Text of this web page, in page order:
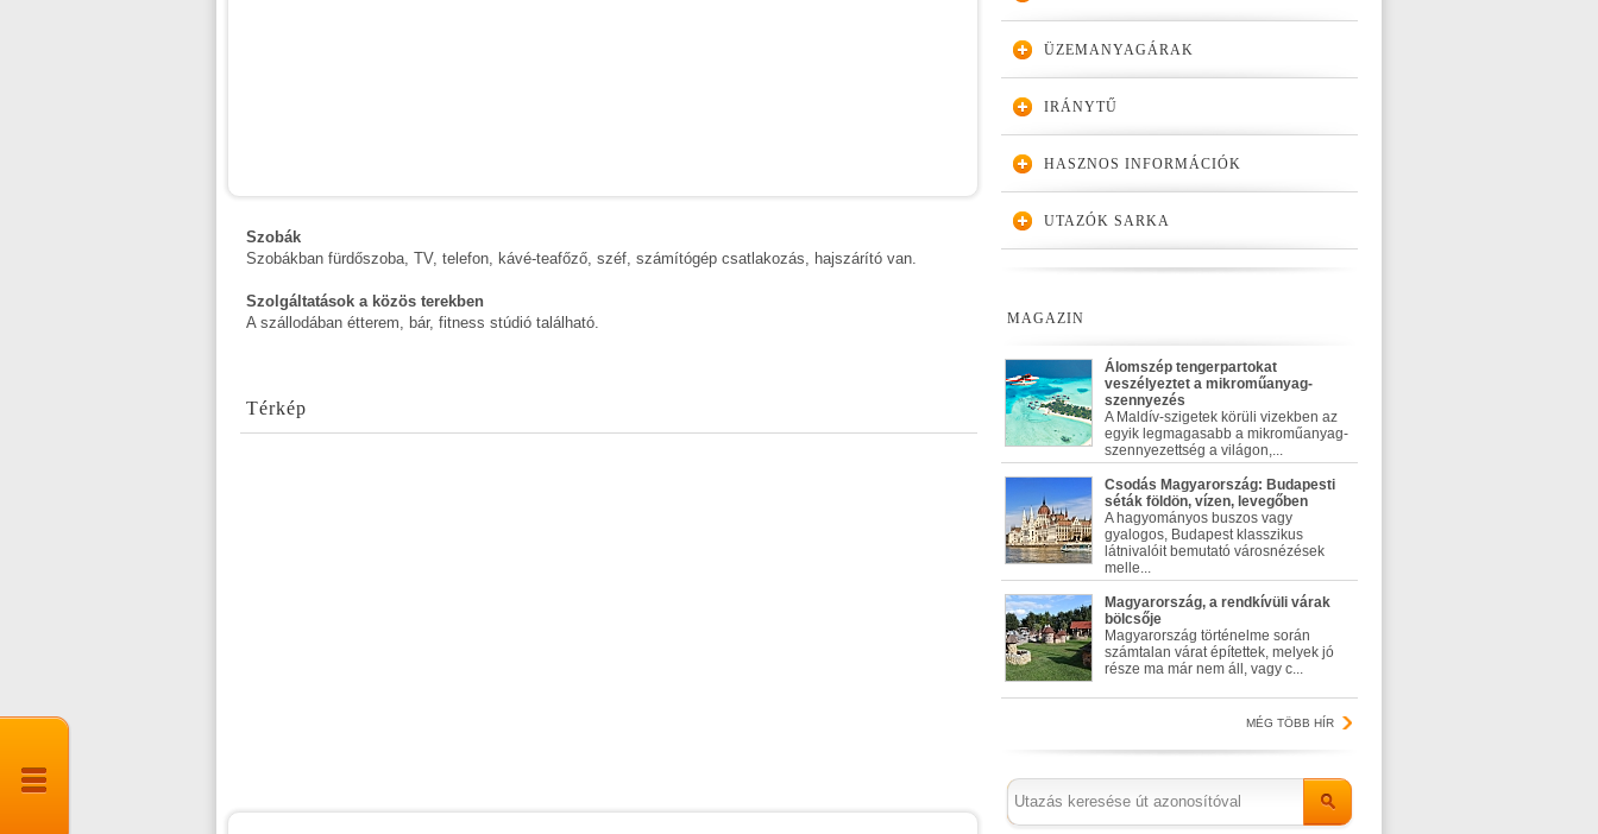
Szobák
Szobákban fürdőszoba, TV, telefon, kávé-teafőző, széf, számítógép csatlakozás, hajszárító van.
Szolgáltatások a közös terekben
A szállodában étterem, bár, fitness stúdió található.
Térkép
ÜZEMANYAGÁRAK
IRÁNYTŰ
HASZNOS INFORMÁCIÓK
UTAZÓK SARKA
MAGAZIN
Álomszép tengerpartokat
veszélyeztet a mikroműanyag-
szennyezés
A Maldív-szigetek körüli vizekben az
egyik legmagasabb a mikroműanyag-
szennyezettség a világon,...
Csodás Magyarország: Budapesti
séták földön, vízen, levegőben
A hagyományos buszos vagy
gyalogos, Budapest klasszikus
látnivalóit bemutató városnézések
melle...
Magyarország, a rendkívüli várak
bölcsője
Magyarország történelme során
számtalan várat építettek, melyek jó
része ma már nem áll, vagy c...
MÉG TÖBB HÍR